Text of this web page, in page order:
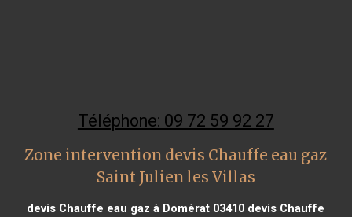
Téléphone: 09 72 59 92 27
Zone intervention devis Chauffe eau gaz
Saint Julien les Villas
devis Chauffe eau gaz à Domérat 03410 devis Chauffe